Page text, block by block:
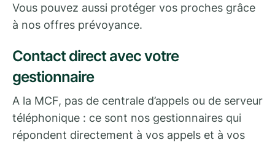
Vous pouvez aussi protéger vos proches grâce
à nos offres prévoyance.
Contact direct avec votre
gestionnaire
A la MCF, pas de centrale d’appels ou de serveur
téléphonique : ce sont nos gestionnaires qui
répondent directement à vos appels et à vos